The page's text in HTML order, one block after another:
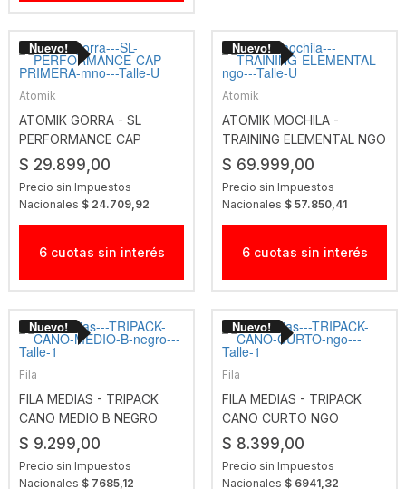
Atomik
ATOMIK GORRA - SL
PERFORMANCE CAP
PRIMERA MNO
$ 29.899,00
Precio sin Impuestos
Nacionales $ 24.709,92
6 cuotas sin interés
Atomik
ATOMIK MOCHILA -
TRAINING ELEMENTAL NGO
$ 69.999,00
Precio sin Impuestos
Nacionales $ 57.850,41
6 cuotas sin interés
Fila
FILA MEDIAS - TRIPACK
CANO MEDIO B NEGRO
$ 9.299,00
Precio sin Impuestos
Nacionales $ 7685,12
Fila
FILA MEDIAS - TRIPACK
CANO CURTO NGO
$ 8.399,00
Precio sin Impuestos
Nacionales $ 6941,32